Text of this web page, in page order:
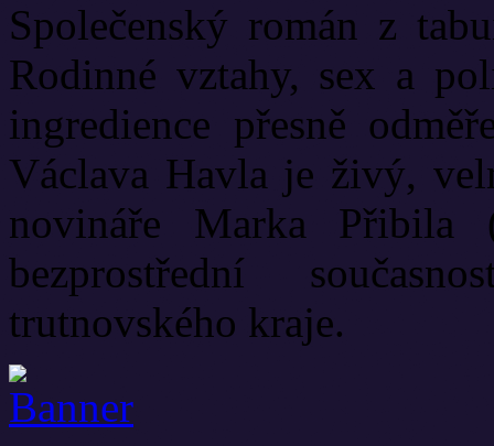
Společenský román z
Rodinné vztahy, sex a
ingredience přesně
Václava Havla je živý,
novináře Marka Přibila
bezprostřední
trutnovského kraje.